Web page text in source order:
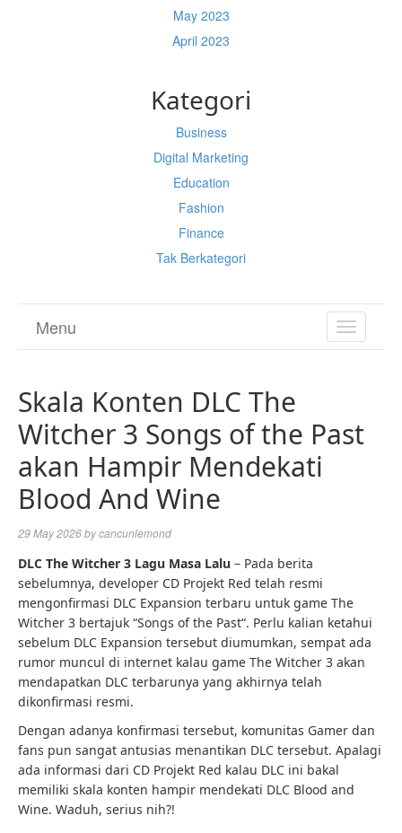
May 2023
April 2023
Kategori
Business
Digital Marketing
Education
Fashion
Finance
Tak Berkategori
TOGGLE
Menu
Skala Konten DLC The
Witcher 3 Songs of the Past
akan Hampir Mendekati
Blood And Wine
29 May 2026bycancunlemond
DLC The Witcher 3 Lagu Masa Lalu – Pada berita
sebelumnya, developer CD Projekt Red telah resmi
mengonfirmasi DLC Expansion terbaru untuk game The
Witcher 3 bertajuk “Songs of the Past“. Perlu kalian ketahui
sebelum DLC Expansion tersebut diumumkan, sempat ada
rumor muncul di internet kalau game The Witcher 3 akan
mendapatkan DLC terbarunya yang akhirnya telah
dikonfirmasi resmi.
Dengan adanya konfirmasi tersebut, komunitas Gamer dan
fans pun sangat antusias menantikan DLC tersebut. Apalagi
ada informasi dari CD Projekt Red kalau DLC ini bakal
memiliki skala konten hampir mendekati DLC Blood and
Wine. Waduh, serius nih?!